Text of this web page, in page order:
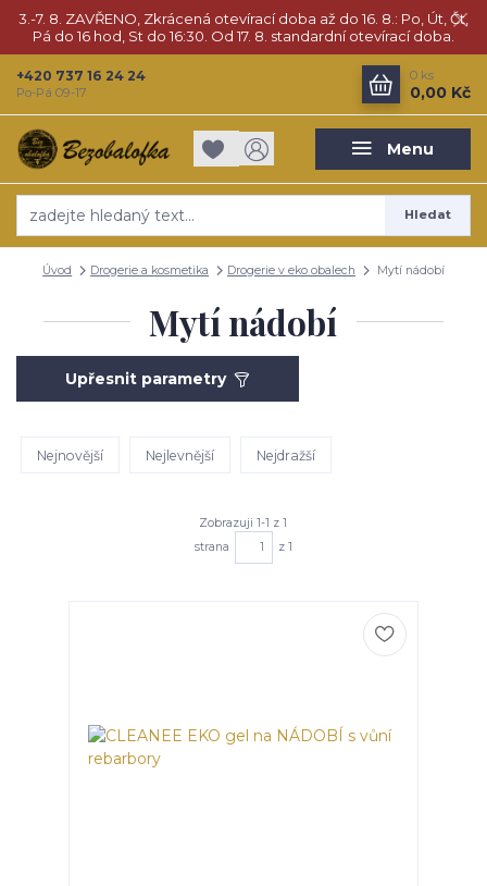
3.-7. 8. ZAVŘENO, Zkrácená otevírací doba až do 16. 8.: Po, Út, Čt,
Pá do 16 hod, St do 16:30. Od 17. 8. standardní otevírací doba.
Menu
Hledat
+420 737 16 24 24
Po-Pá 09-17
0 ks
0,00 Kč
Úvod Drogerie a kosmetika Drogerie v eko obalech Mytí nádobí
Mytí nádobí
Upřesnit parametry
Nejnovější Nejlevnější Nejdražší
Zobrazuji 1-1 z 1
strana
z 1